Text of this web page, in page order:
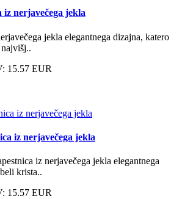
iz nerjavečega jekla
jekla elegantnega dizajna, katero
15.57 EUR
iz nerjavečega jekla
iz nerjavečega jekla elegantnega
krista..
15.57 EUR